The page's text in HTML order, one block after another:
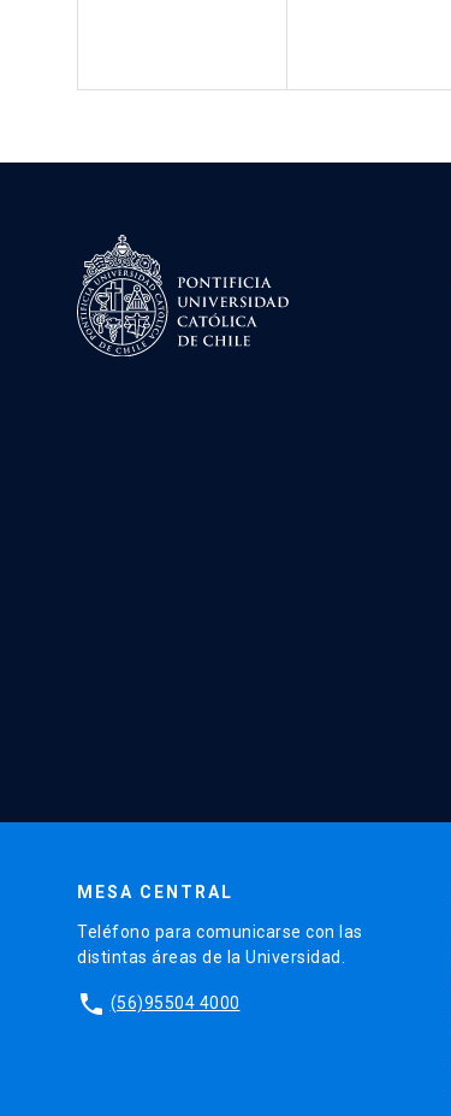
MESA CENTRAL
Teléfono para comunicarse con las
distintas áreas de la Universidad.
phone (56)95504 4000